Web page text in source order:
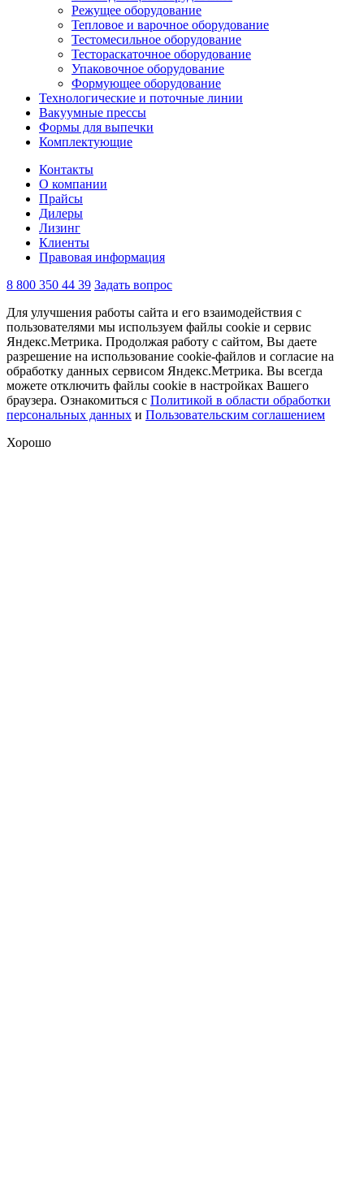
Режущее оборудование
Тепловое и варочное оборудование
Тестомесильное оборудование
Тестораскаточное оборудование
Упаковочное оборудование
Формующее оборудование
Технологические и поточные линии
Вакуумные прессы
Формы для выпечки
Комплектующие
Контакты
О компании
Прайсы
Дилеры
Лизинг
Клиенты
Правовая информация
8 800 350 44 39 Задать вопрос
Для улучшения работы сайта и его взаимодействия с
пользователями мы используем файлы cookie и сервис
Яндекс.Метрика. Продолжая работу с сайтом, Вы даете
разрешение на использование cookie-файлов и согласие на
обработку данных сервисом Яндекс.Метрика. Вы всегда
можете отключить файлы cookie в настройках Вашего
браузера. Ознакомиться с Политикой в области обработки
персональных данных и Пользовательским соглашением
Хорошо